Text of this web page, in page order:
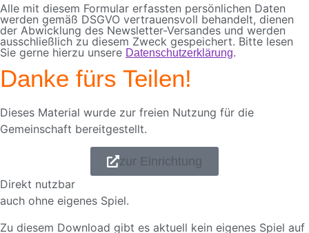
Alle mit diesem Formular erfassten persönlichen Daten
werden gemäß DSGVO vertrauensvoll behandelt, dienen
der Abwicklung des Newsletter-Versandes und werden
ausschließlich zu diesem Zweck gespeichert. Bitte lesen
Sie gerne hierzu unsere Datenschutzerklärung.
Danke fürs Teilen!
Dieses Material wurde zur freien Nutzung für die
Gemeinschaft bereitgestellt.
zur Einrichtung
Direkt nutzbar
auch ohne eigenes Spiel.
Zu diesem Download gibt es aktuell kein eigenes Spiel auf